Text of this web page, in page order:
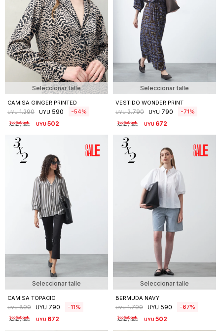
Seleccionar talle
CAMISA GINGER PRINTED
UYU 1.290 UYU 590 54
UYU502
Seleccionar talle
VESTIDO WONDER PRINT
UYU 2.790 UYU 790 71
UYU 672
Seleccionar talle
CAMISA TOPACIO
UYU 890 UYU 790 11
UYU 672
Seleccionar talle
BERMUDA NAVY
UYU 1.790 UYU 590 67
UYU502